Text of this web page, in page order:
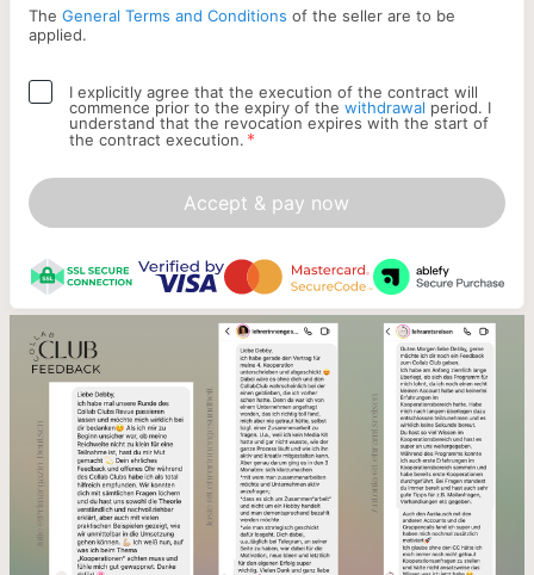
The General Terms and Conditions of the seller are to be
applied.
I explicitly agree that the execution of the contract will
commence prior to the expiry of the withdrawal period. I
understand that the revocation expires with the start of
the contract execution. *
Accept & pay now